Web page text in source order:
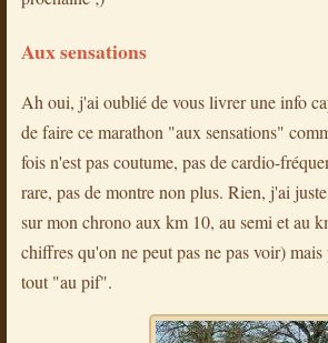
Aux sensations
Ah oui, j'ai oublié de vous livrer une info
de faire ce marathon "aux sensations"
fois n'est pas coutume, pas de cardio-
rare, pas de montre non plus. Rien, j'ai
sur mon chrono aux km 10, au semi et au
chiffres qu'on ne peut pas ne pas voir)
tout "au pif".